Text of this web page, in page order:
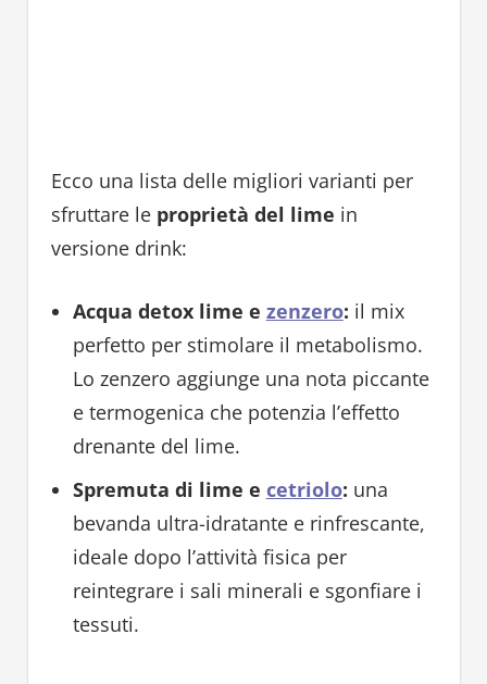
Ecco una lista delle migliori varianti per
sfruttare le proprietà del lime in
versione drink:
Acqua detox lime e zenzero: il mix
perfetto per stimolare il metabolismo.
Lo zenzero aggiunge una nota piccante
e termogenica che potenzia l’effetto
drenante del lime.
Spremuta di lime e cetriolo: una
bevanda ultra-idratante e rinfrescante,
ideale dopo l’attività fisica per
reintegrare i sali minerali e sgonfiare i
tessuti.